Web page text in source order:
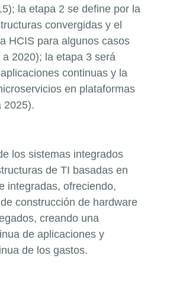
la etapa 2 se define por la
convergidas y el
HCIS para algunos casos
2020); la etapa 3 será
continuas y la
en plataformas
2025).
los sistemas integrados
de TI basadas en
integradas, ofreciendo,
construcción de hardware
creando una
de aplicaciones y
de los gastos.